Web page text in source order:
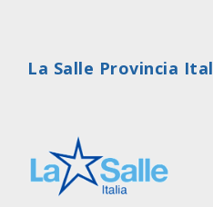
La Salle Provincia